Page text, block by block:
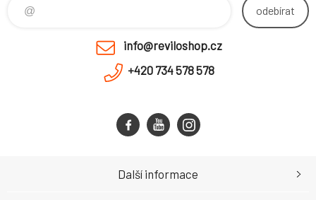
odebírat
info@reviloshop.cz
+420 734 578 578
Další informace